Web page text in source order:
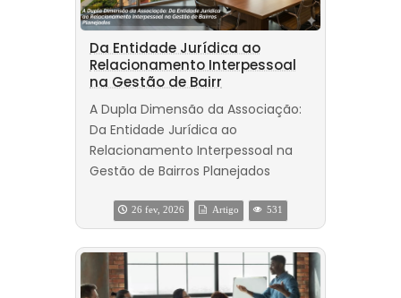
Da Entidade Jurídica ao
Relacionamento Interpessoal
na Gestão de Bairr
A Dupla Dimensão da Associação:
Da Entidade Jurídica ao
Relacionamento Interpessoal na
Gestão de Bairros Planejados
26 fev, 2026 Artigo 531